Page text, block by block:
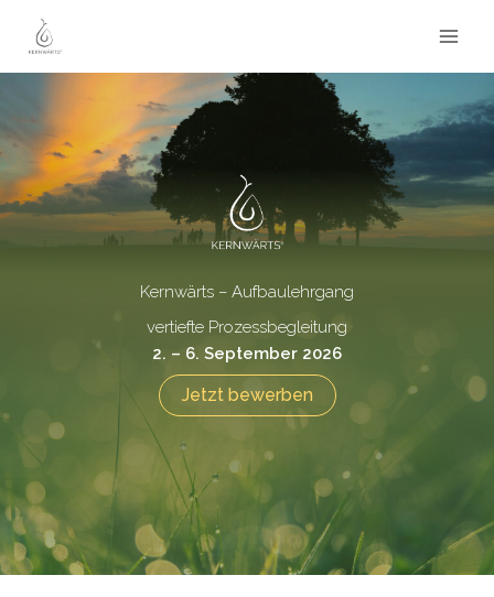
Inhalt
Kernwärts – Aufbaulehrgang
vertiefte Prozessbegleitung
2. – 6. September 2026
Jetzt bewerben